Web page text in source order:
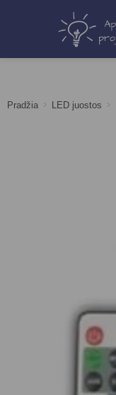
Pradžia > LED juostos >